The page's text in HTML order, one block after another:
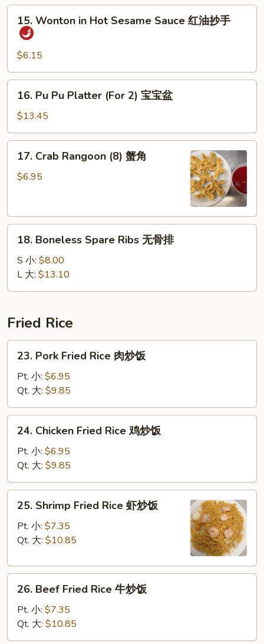
(4)
Wonton
Hot
Sesame
Sauce
手
15. Wonton in Hot Sesame Sauce 红油抄手
$6.15
Pu
Platter
(For
16. Pu Pu Platter (For 2) 宝宝盆
$13.45
Crab
Rangoon
角
17. Crab Rangoon (8) 蟹角
$6.95
Boneless
Spare
Ribs
无
排
18. Boneless Spare Ribs 无骨排
S 小: $8.00
L 大: $13.10
Fried Rice
Pork
Fried
Rice
肉
炒
23. Pork Fried Rice 肉炒饭
Pt. 小: $6.95
Qt. 大: $9.85
Chicken
Fried
Rice
鸡
炒
24. Chicken Fried Rice 鸡炒饭
Pt. 小: $6.95
Qt. 大: $9.85
Shrimp
Fried
Rice
炒
25. Shrimp Fried Rice 虾炒饭
Pt. 小: $7.35
Qt. 大: $10.85
Beef
Fried
Rice
牛
26. Beef Fried Rice 牛炒饭
Pt. 小: $7.35
Qt. 大: $10.85